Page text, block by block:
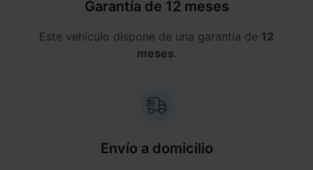
Garantía de 12 meses
Este vehículo dispone de una garantía de 12
meses.
Envío a domicilio